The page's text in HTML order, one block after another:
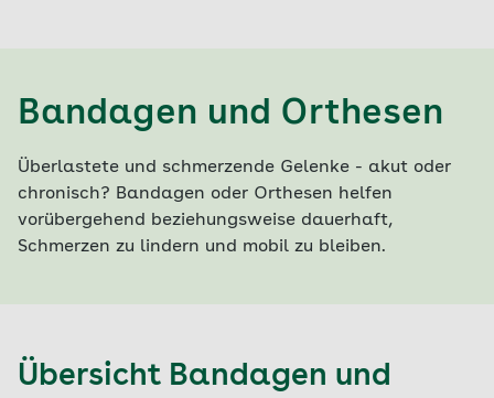
Bandagen und Orthesen
Überlastete und schmerzende Gelenke - akut oder
chronisch? Bandagen oder Orthesen helfen
vorübergehend beziehungsweise dauerhaft,
Schmerzen zu lindern und mobil zu bleiben.
Übersicht Bandagen und